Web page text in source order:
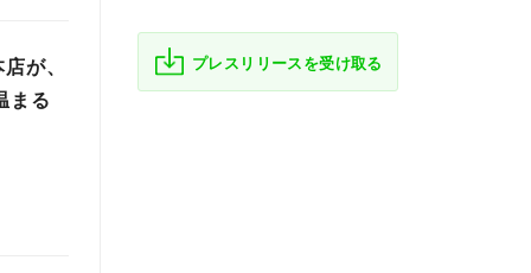
が、
まる
プレスリリースを受け取る